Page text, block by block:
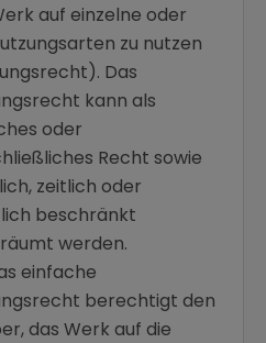
auf einzelne oder
zu nutzen
Das
kann als
oder
Recht sowie
zeitlich oder
beschränkt
werden.
einfache
berechtigt den
das Werk auf die